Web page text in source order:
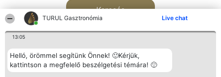
TURUL Gasztronómia Live chat
13:05
Helló, örömmel segítünk Önnek! 🙂Kérjük,
kattintson a megfelelő beszélgetési témára! 🙂
Keresés